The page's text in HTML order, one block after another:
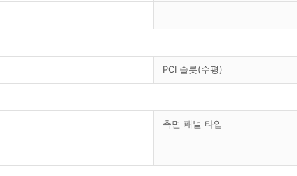
PCI 슬롯(수평)
측면 패널 타입